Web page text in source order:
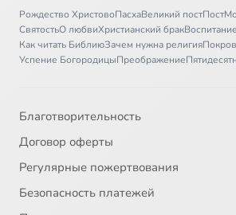
Рождество ХристовоПасхаВеликий постПост
СвятостьО любвиХристианский брак
Как читать БиблиюЗачем нужна религия
Успение БогородицыПреображение
Благотворительность
Договор оферты
Регулярные пожертвования
Безопасность платежей